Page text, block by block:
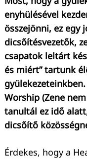
enyhülésével
összejönni, ez egy
dicsőítésvezetők,
csapatok leltárt
és miért” tartunk
Worship (Zene
tanultál ez idő
dicsőítő
Érdekes, hogy a